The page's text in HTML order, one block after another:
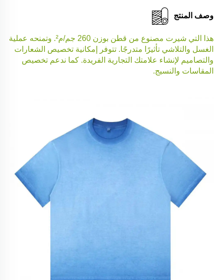
وصف المنتج
هذا التي شيرت مصنوع من قطن بوزن 260 جم/م². وتمنحه عملية
الغسل والتلاشي تأثيرًا متدرجًا. تتوفر إمكانية تخصيص الشعارات
والتصاميم لإنشاء علامتك التجارية الفريدة. كما ندعم تخصيص
المقاسات والنسيج.